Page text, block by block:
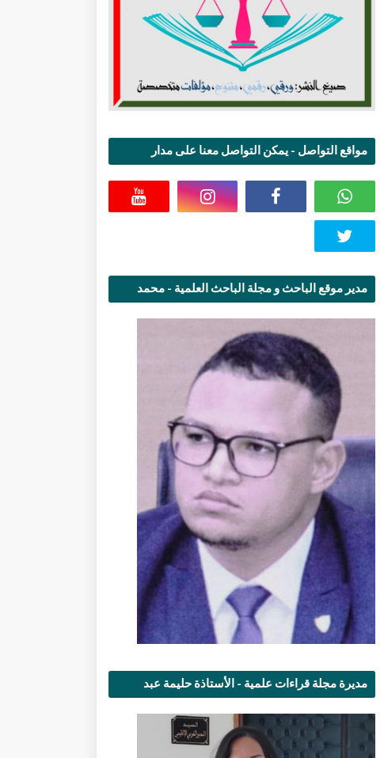
مواقع التواصل - يمكن التواصل معنا على مدار
مدير موقع الباحث و مجلة الباحث العلمية - محمد
مديرة مجلة قراءات علمية - الأستاذة حليمة عبد